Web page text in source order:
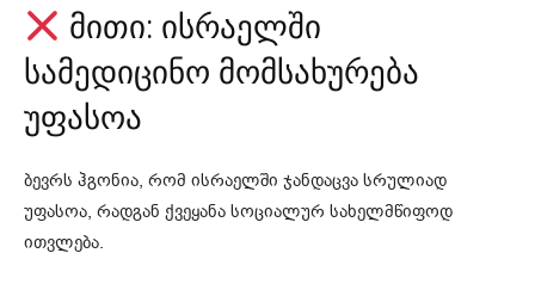
მითი: ისრაელში
სამედიცინო მომსახურება
უფასოა
ბევრს ჰგონია, რომ ისრაელში ჯანდაცვა სრულიად
უფასოა, რადგან ქვეყანა სოციალურ სახელმწიფოდ
ითვლება.